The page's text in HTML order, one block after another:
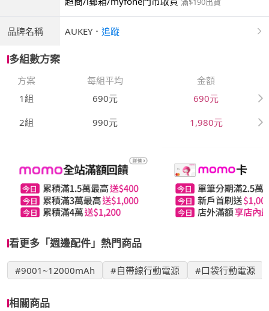
品牌名稱 AUKEY ． 追蹤
多組數方案
方案 每組平均
金額
1組
690元
690元
2組
990元 1,980元
看更多「週邊配件」熱門商品
#9001~12000mAh #自帶線行動電源 #口袋行動電源
相關商品